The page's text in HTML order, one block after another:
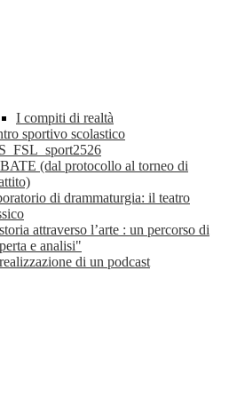
I compiti di realtà
sportivo scolastico
(dal protocollo al torneo di
di drammaturgia: il teatro
attraverso l’arte : un percorso di
e analisi"
di un podcast